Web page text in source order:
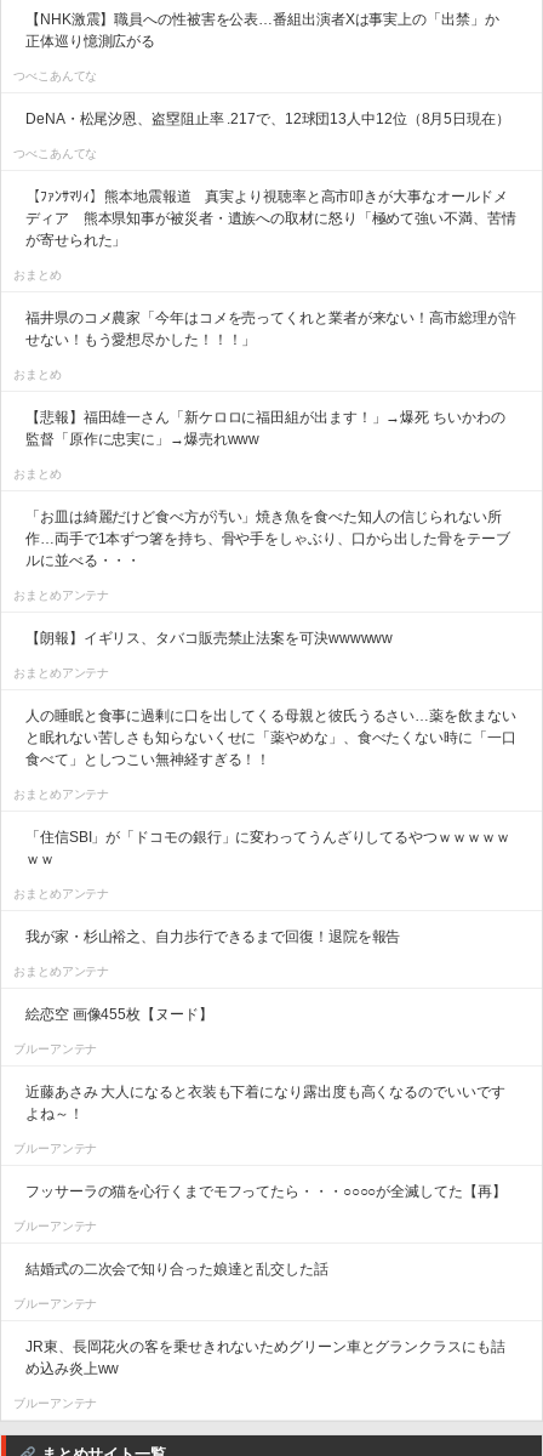
【NHK激震】職員への性被害を公表…番組出演者Xは事実上の「出禁」か
正体巡り憶測広がる
つべこあんてな
DeNA・松尾汐恩、盗塁阻止率 .217で、12球団13人中12位（8月5日現在）
つべこあんてな
【ﾌｧﾝｻﾏﾘｨ】熊本地震報道 真実より視聴率と高市叩きが大事なオールドメ
ディア 熊本県知事が被災者・遺族への取材に怒り「極めて強い不満、苦情
が寄せられた」
おまとめ
福井県のコメ農家「今年はコメを売ってくれと業者が来ない！高市総理が許
せない！もう愛想尽かした！！！」
おまとめ
【悲報】福田雄一さん「新ケロロに福田組が出ます！」→爆死 ちいかわの
監督「原作に忠実に」→爆売れwww
おまとめ
「お皿は綺麗だけど食べ方が汚い」焼き魚を食べた知人の信じられない所
作…両手で1本ずつ箸を持ち、骨や手をしゃぶり、口から出した骨をテーブ
ルに並べる・・・
おまとめアンテナ
【朗報】イギリス、タバコ販売禁止法案を可決wwwwww
おまとめアンテナ
人の睡眠と食事に過剰に口を出してくる母親と彼氏うるさい…薬を飲まない
と眠れない苦しさも知らないくせに「薬やめな」、食べたくない時に「一口
食べて」としつこい無神経すぎる！！
おまとめアンテナ
「住信SBI」が「ドコモの銀行」に変わってうんざりしてるやつｗｗｗｗｗ
ｗｗ
おまとめアンテナ
我が家・杉山裕之、自力歩行できるまで回復！退院を報告
おまとめアンテナ
絵恋空 画像455枚【ヌード】
ブルーアンテナ
近藤あさみ 大人になると衣装も下着になり露出度も高くなるのでいいです
よね～！
ブルーアンテナ
フッサーラの猫を心行くまでモフってたら・・・○○○○が全滅してた【再】
ブルーアンテナ
結婚式の二次会で知り合った娘達と乱交した話
ブルーアンテナ
JR東、長岡花火の客を乗せきれないためグリーン車とグランクラスにも詰
め込み炎上ww
ブルーアンテナ